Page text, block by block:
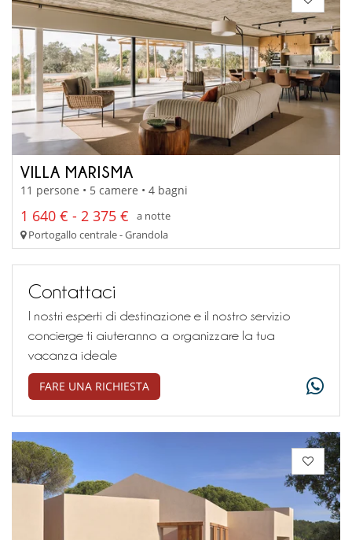
VILLA MARISMA
11 persone • 5 camere • 4 bagni
1 640 € - 2 375 €
a notte
Portogallo centrale - Grandola
Contattaci
I nostri esperti di destinazione e il nostro servizio
concierge ti aiuteranno a organizzare la tua
vacanza ideale
FARE UNA RICHIESTA